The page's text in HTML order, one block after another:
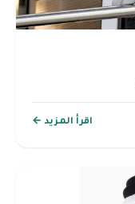
اقرأ المزيد ←